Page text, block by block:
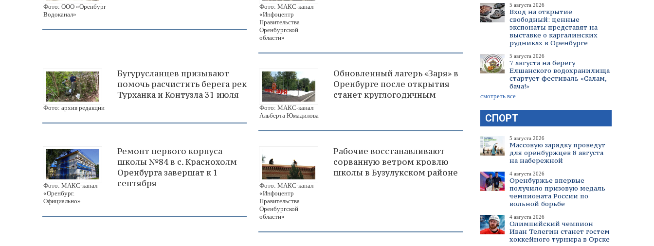
5 августа 2026
Вход на открытие
свободный: ценные
экспонаты представят на
выставке о каргалинских
рудниках в Оренбурге
5 августа 2026
7 августа на берегу
Елшанского водохранилища
стартует фестиваль «Салам,
бача!»
смотреть все
СПОРТ
5 августа 2026
Массовую зарядку проведут
для оренбуржцев 8 августа
на набережной
4 августа 2026
Оренбуржье впервые
получило призовую медаль
чемпионата России по
вольной борьбе
4 августа 2026
Олимпийский чемпион
Иван Телегин станет гостем
хоккейного турнира в Орске
Фото: ООО «Оренбург
Водоканал»
Фото: МАКС-канал
«Инфоцентр
Правительства
Оренбургской
области»
Фото: архив редакции
Бугурусланцев призывают
помочь расчистить берега рек
Турханка и Контузла 31 июля
Фото: МАКС-канал
Альберта Юмадилова
Обновленный лагерь «Заря» в
Оренбурге после открытия
станет круглогодичным
Фото: МАКС-канал
«Оренбург.
Официально»
Ремонт первого корпуса
школы №84 в с. Краснохолм
Оренбурга завершат к 1
сентября
Фото: МАКС-канал
«Инфоцентр
Правительства
Оренбургской
области»
Рабочие восстанавливают
сорванную ветром кровлю
школы в Бузулукском районе